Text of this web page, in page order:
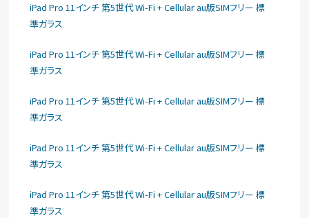
iPad Pro 11インチ 第5世代 Wi-Fi + Cellular au版SIMフリー 標
準ガラス
iPad Pro 11インチ 第5世代 Wi-Fi + Cellular au版SIMフリー 標
準ガラス
iPad Pro 11インチ 第5世代 Wi-Fi + Cellular au版SIMフリー 標
準ガラス
iPad Pro 11インチ 第5世代 Wi-Fi + Cellular au版SIMフリー 標
準ガラス
iPad Pro 11インチ 第5世代 Wi-Fi + Cellular au版SIMフリー 標
準ガラス